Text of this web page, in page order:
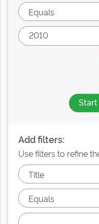
Start
Add filters:
Use filters to refine